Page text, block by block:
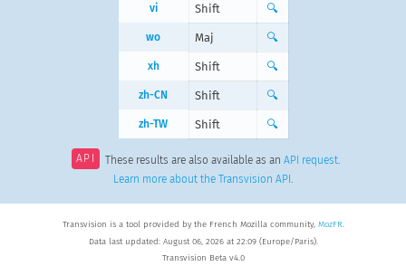
vi Shift 🔍
wo Maj 🔍
xh Shift 🔍
zh-CN Shift 🔍
zh-TW Shift 🔍
API These results are also available as an API request.
Learn more about the Transvision API
Transvision is a tool provided by the French Mozilla community, MozFR.
Data last updated: August 06, 2026 at 22:09 (Europe/Paris).
Transvision Beta v4.0